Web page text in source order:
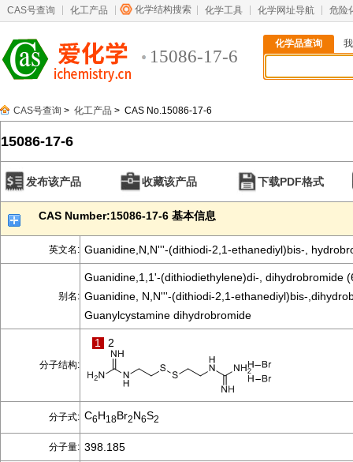
CAS号查询 化工产品 化学结构搜索 化学工具 化学网址导航 危险
15086-17-6
化学品查询
CAS号查询 > 化工产品 > CAS No.15086-17-6
15086-17-6
发布该产品 收藏该产品 下载PDF格式
CAS Number:15086-17-6 基本信息
英文名: Guanidine,N,N'''-(dithiodi-2,1-ethanediyl)bis-,
别名:
Guanidine,1,1'-(dithiodiethylene)di-, dihydrobromide
Guanidine, N,N'''-(dithiodi-2,1-ethanediyl)bis-
Guanylcystamine dihydrobromide
分子结构:
1 2
分子式: C6H18Br2N6S2
分子量: 398.185